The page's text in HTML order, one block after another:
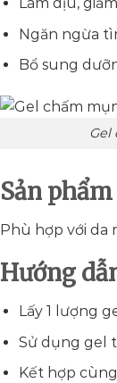
Ngăn ngừa
Bổ sung
Gel
Sản
Phù hợp với da
Hướng
Lấy 1 lượng
Sử dụng gel
Kết hợp